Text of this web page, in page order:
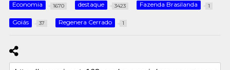
Economia 1670 destaque 3423 Fazenda Brasilanda 1
Goiás 37 Regenera Cerrado 1